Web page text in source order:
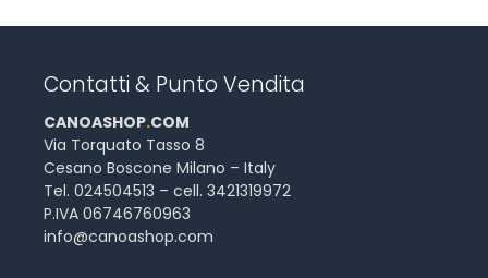
Contatti & Punto Vendita
CANOASHOP.COM
Via Torquato Tasso 8
Cesano Boscone Milano – Italy
Tel. 024504513 – cell. 3421319972
P.IVA 06746760963
info@canoashop.com